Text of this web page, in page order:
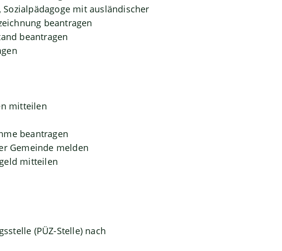
mit ausländischer
beantragen
beantragen
mitteilen
beantragen
Gemeinde melden
mitteilen
(PÜZ-Stelle) nach